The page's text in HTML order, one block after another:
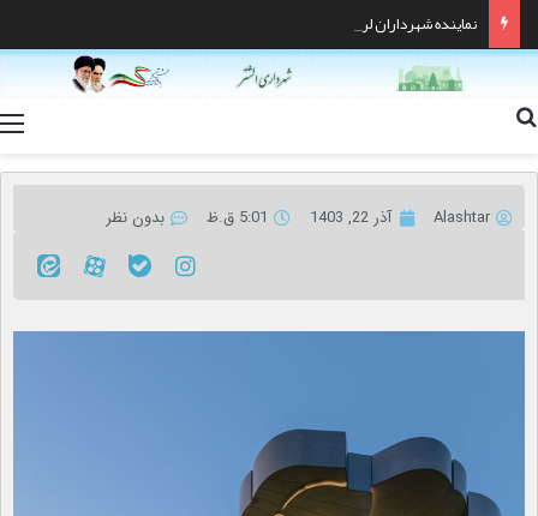
نماینده شهرداران لرستان معرفی شد
Alashtar آذر 22, 1403 5:01 ق.ظ بدون نظر